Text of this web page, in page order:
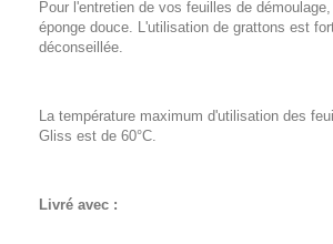
Pour l'entretien de vos feuilles de
éponge douce. L'utilisation de grattons est
déconseillée.
La température maximum d'utilisation des
Gliss est de 60°C.
Livré avec :